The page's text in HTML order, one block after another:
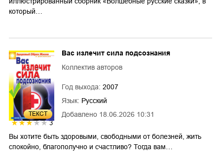
который…
ТЕКСТ
3
Добавлено 18.06.2026 10:31
Вас излечит сила подсознания
Коллектив авторов
Год выхода: 2007
Язык: Русский
Вы хотите быть здоровыми, свободными от болезней, жить
спокойно, благополучно и счастливо? Тогда вам…